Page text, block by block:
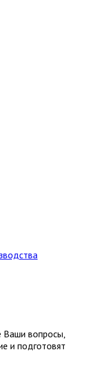
вопросы,
и подготовят